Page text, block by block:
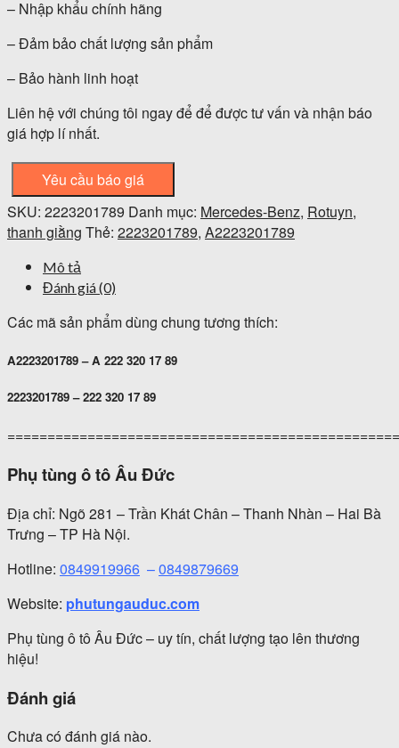
– Nhập khẩu chính hãng
– Đảm bảo chất lượng sản phẩm
– Bảo hành linh hoạt
Liên hệ với chúng tôi ngay để để được tư vấn và nhận báo
giá hợp lí nhất.
Yêu cầu báo giá
SKU: 2223201789 Danh mục: Mercedes-Benz, Rotuyn,
thanh giằng Thẻ: 2223201789, A2223201789
Mô tả
Đánh giá (0)
Các mã sản phẩm dùng chung tương thích:
A2223201789 – A 222 320 17 89
2223201789 – 222 320 17 89
Phụ tùng ô tô Âu Đức
Địa chỉ: Ngõ 281 – Trần Khát Chân – Thanh Nhàn – Hai Bà
Trưng – TP Hà Nội.
Hotline: 0849919966 –0849879669
Website: phutungauduc.com
Phụ tùng ô tô Âu Đức – uy tín, chất lượng tạo lên thương
hiệu!
Đánh giá
Chưa có đánh giá nào.